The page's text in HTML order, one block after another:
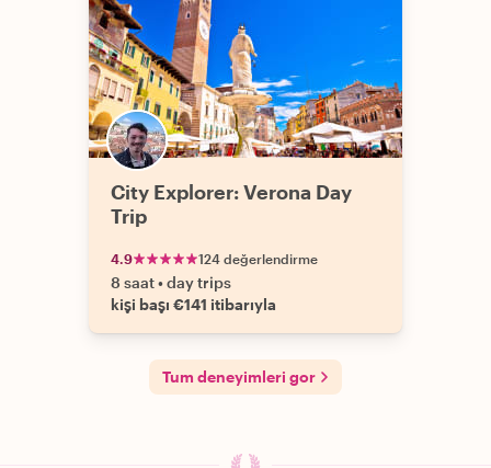
City Explorer: Verona Day
Trip
4.9 124 değerlendirme
8 saat•day trips
kişi başı €141 itibarıyla
Tum deneyimleri gor